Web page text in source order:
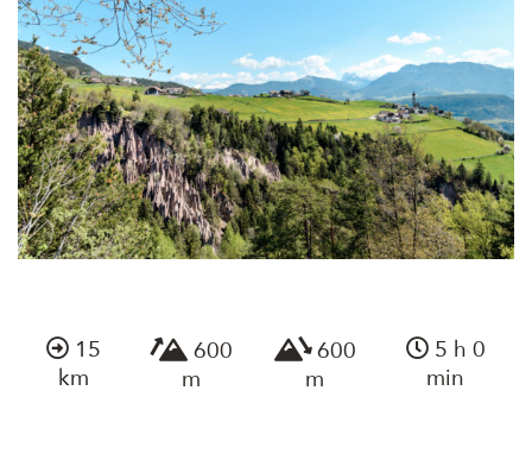
15
km
600
m
600
m
5 h 0
min